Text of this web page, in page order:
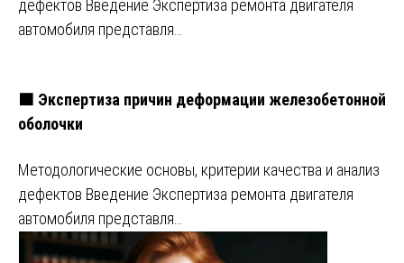
дефектов Введение Экспертиза ремонта двигателя
автомобиля представля…
🟧 Экспертиза причин деформации железобетонной
оболочки
Методологические основы, критерии качества и анализ
дефектов Введение Экспертиза ремонта двигателя
автомобиля представля…